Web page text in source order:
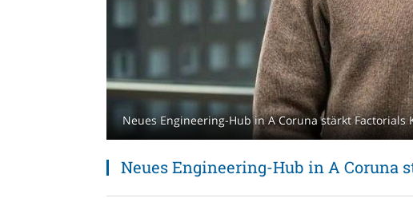
Neues Engineering-Hub in A Coruna stärkt
Neues Engineering-Hub in A Coruna